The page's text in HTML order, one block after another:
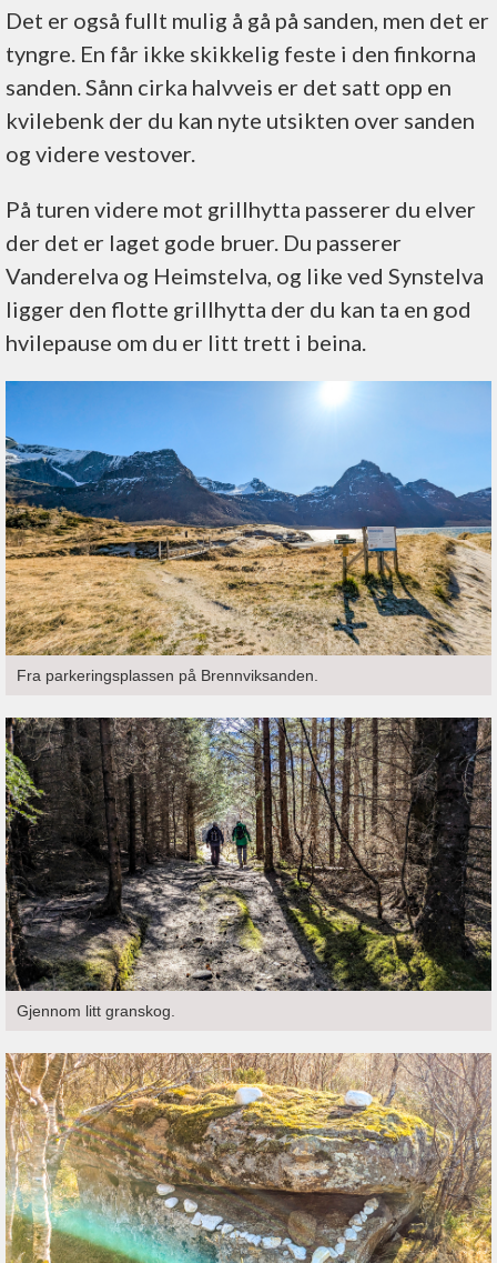
Det er også fullt mulig å gå på sanden, men det er
tyngre. En får ikke skikkelig feste i den finkorna
sanden. Sånn cirka halvveis er det satt opp en
kvilebenk der du kan nyte utsikten over sanden
og videre vestover.
På turen videre mot grillhytta passerer du elver
der det er laget gode bruer. Du passerer
Vanderelva og Heimstelva, og like ved Synstelva
ligger den flotte grillhytta der du kan ta en god
hvilepause om du er litt trett i beina.
Fra parkeringsplassen på Brennviksanden.
Gjennom litt granskog.